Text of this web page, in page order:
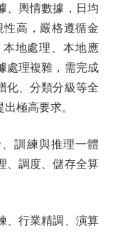
、輿情數據，日均
高，嚴格遵循金
地處理、本地應
處理複雜，需完成
化、分類分級等全
極高要求。
訓練與推理一體
、調度、儲存全算
行業精調、演算